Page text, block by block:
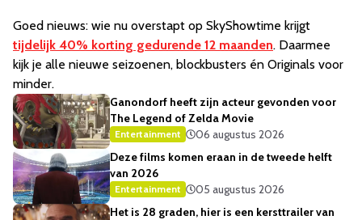
Goed nieuws: wie nu overstapt op SkyShowtime krijgt
tijdelijk 40% korting gedurende 12 maanden. Daarmee
kijk je alle nieuwe seizoenen, blockbusters én Originals voor
minder.
Ganondorf heeft zijn acteur gevonden voor
The Legend of Zelda Movie
Entertainment
06 augustus 2026
Deze films komen eraan in de tweede helft
van 2026
Entertainment
05 augustus 2026
Het is 28 graden, hier is een kersttrailer van